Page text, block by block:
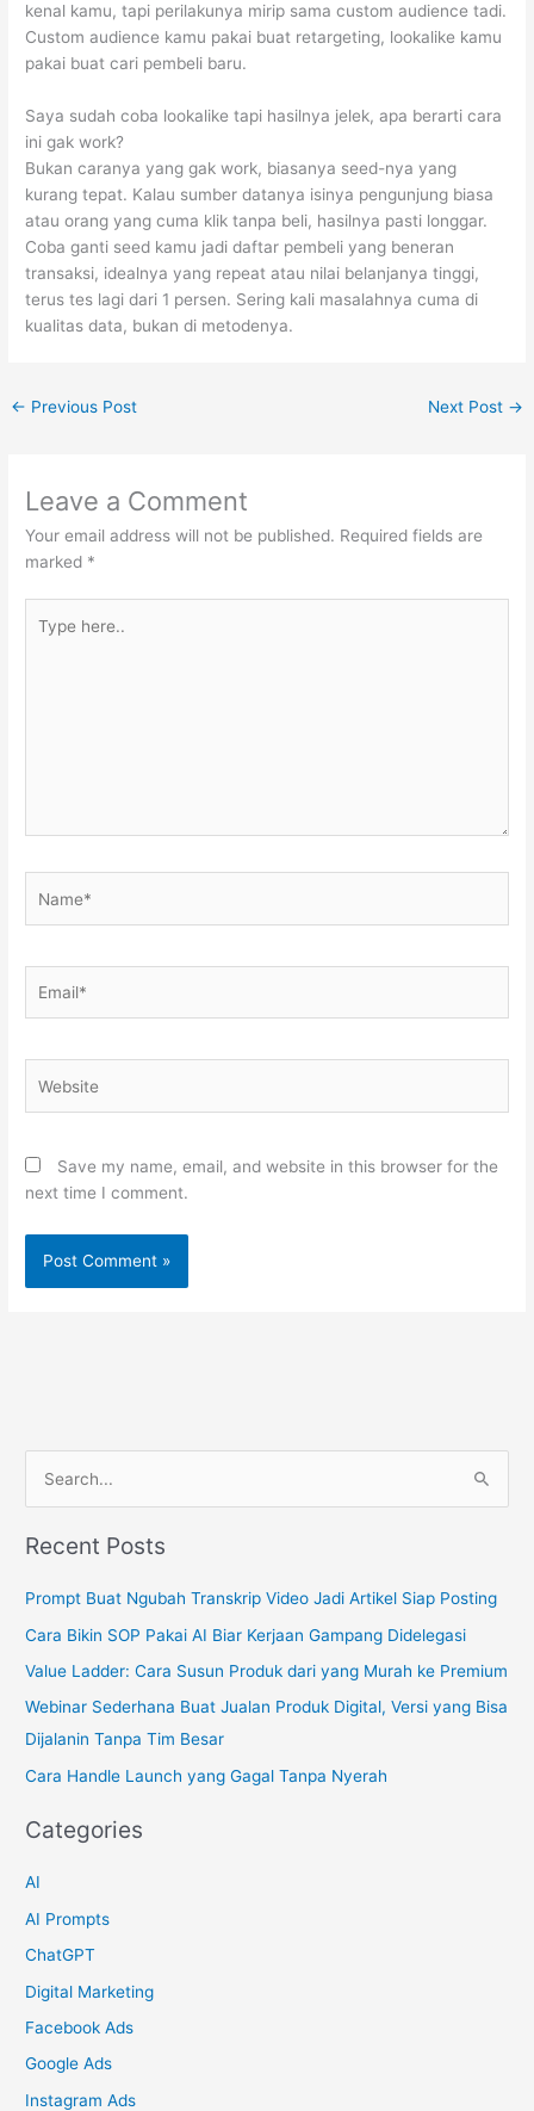
kenal kamu, tapi perilakunya mirip sama custom audience tadi.
Custom audience kamu pakai buat retargeting, lookalike kamu
pakai buat cari pembeli baru.
Saya sudah coba lookalike tapi hasilnya jelek, apa berarti cara
ini gak work?
Bukan caranya yang gak work, biasanya seed-nya yang
kurang tepat. Kalau sumber datanya isinya pengunjung biasa
atau orang yang cuma klik tanpa beli, hasilnya pasti longgar.
Coba ganti seed kamu jadi daftar pembeli yang beneran
transaksi, idealnya yang repeat atau nilai belanjanya tinggi,
terus tes lagi dari 1 persen. Sering kali masalahnya cuma di
kualitas data, bukan di metodenya.
← Previous Post Next Post →
Leave a Comment
Your email address will not be published. Required fields are
marked *
here..
Save my name, email, and website in this browser for the
next time I comment.
c
h
Recent Posts
Prompt Buat Ngubah Transkrip Video Jadi Artikel Siap Posting
Cara Bikin SOP Pakai AI Biar Kerjaan Gampang Didelegasi
Value Ladder: Cara Susun Produk dari yang Murah ke Premium
Webinar Sederhana Buat Jualan Produk Digital, Versi yang Bisa
Dijalanin Tanpa Tim Besar
Cara Handle Launch yang Gagal Tanpa Nyerah
Categories
AI
AI Prompts
ChatGPT
Digital Marketing
Facebook Ads
Google Ads
Instagram Ads